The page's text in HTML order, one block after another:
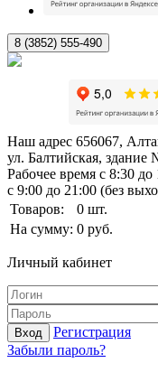
8 (3852) 555-490
Наш адрес 656067,
ул. Балтийская, здание
Рабочее время с 8:30 до
с 9:00 до 21:00 (без
Товаров:
0 шт.
На сумму: 0 руб.
Личный кабинет
Вход
Регистрация
Забыли пароль?